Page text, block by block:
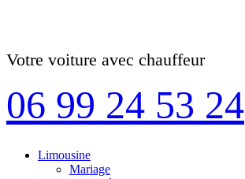
Votre voiture avec chauffeur
06 99 24 53 24
Limousine
Mariage